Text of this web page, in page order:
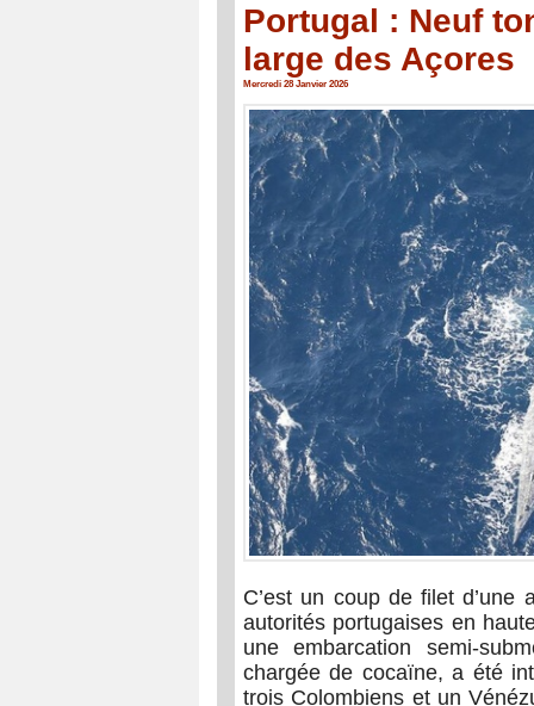
Portugal : Neuf
large des Açores
Mercredi 28 Janvier 2026
C’est un coup de filet
autorités portugaises en
une embarcation semi-
chargée de cocaïne, a été
trois Colombiens et un